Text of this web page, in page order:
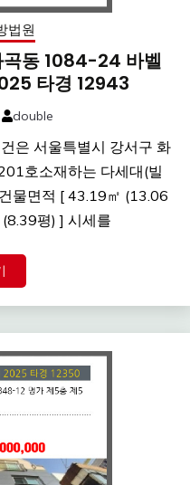
법원
곡동 1084-24 바벨
타경 12943
double
은 서울특별시 강서구 화
호소재하는 다세대(빌
물면적 [ 43.19㎡ (13.06
평) ] 시세를